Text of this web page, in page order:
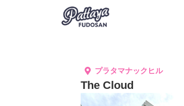
プラタマナックヒル
The Cloud